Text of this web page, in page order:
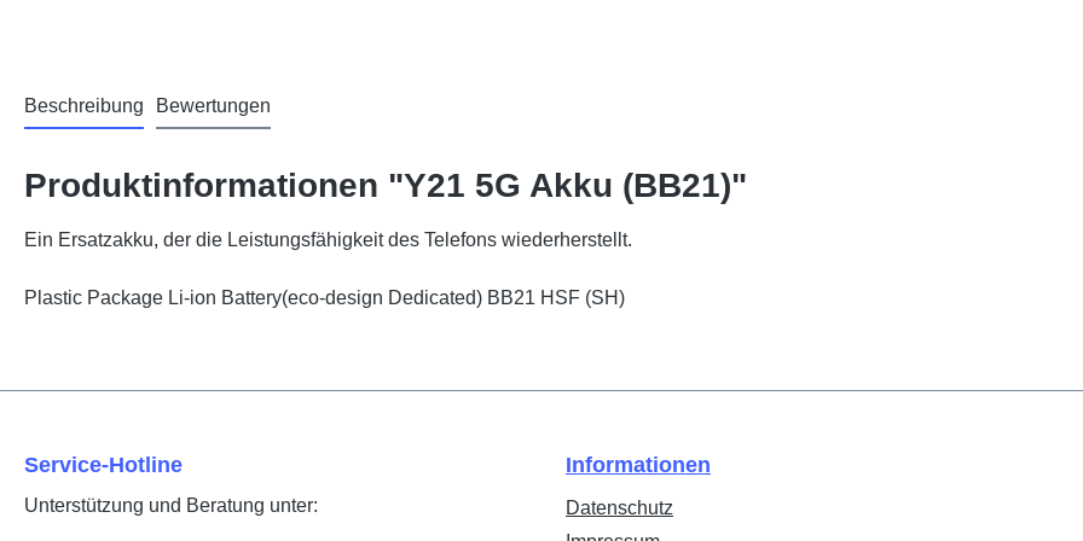
Beschreibung Bewertungen
Produktinformationen "Y21 5G Akku (BB21)"
Ein Ersatzakku, der die Leistungsfähigkeit des Telefons wiederherstellt.
Plastic Package Li-ion Battery(eco-design Dedicated) BB21 HSF (SH)
Service-Hotline
Unterstützung und Beratung unter:
Informationen
Datenschutz